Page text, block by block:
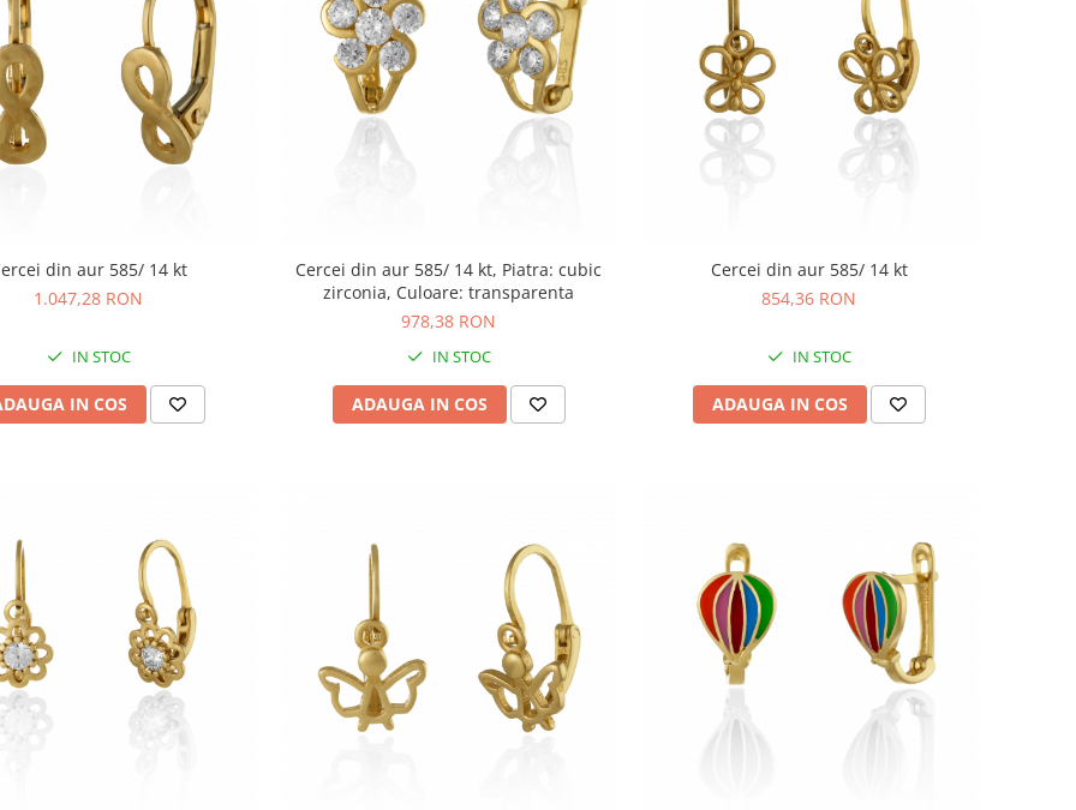
din aur 585/ 14 kt
1.047,28 RON
IN STOC
IN COS
Cercei din aur 585/ 14 kt, Piatra: cubic
zirconia, Culoare: transparenta
978,38 RON
IN STOC
ADAUGA IN COS
Cercei din aur 585/ 14 kt
854,36 RON
IN STOC
ADAUGA IN COS